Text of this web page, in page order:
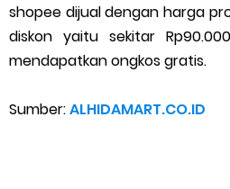
shopee dijual dengan harga
diskon yaitu sekitar
mendapatkan ongkos gratis.
Sumber:ALHIDAMART.CO.ID